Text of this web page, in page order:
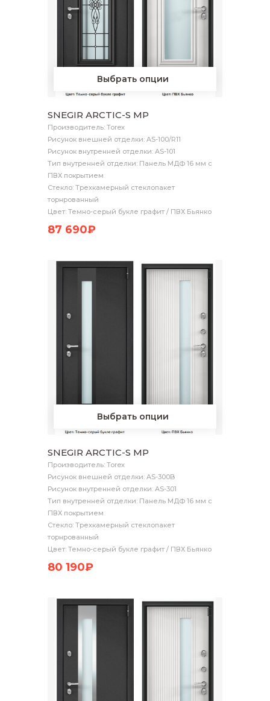
Выбрать опции
SNEGIR ARCTIC-S MP
Производитель: Torex
Рисунок внешней отделки: AS-100/R11
Рисунок внутренней отделки: AS-101
Тип внутренней отделки: Панель МДФ 16 мм с
ПВХ покрытием
Стекло: Трехкамерный стеклопакет
торнрованный
Цвет: Темно-серый букле графит / ПВХ Бьянко
87 690₽
Выбрать опции
SNEGIR ARCTIC-S MP
Производитель: Torex
Рисунок внешней отделки: AS-300B
Рисунок внутренней отделки: AS-301
Тип внутренней отделки: Панель МДФ 16 мм с
ПВХ покрытием
Стекло: Трехкамерный стеклопакет
торнрованный
Цвет: Темно-серый букле графит / ПВХ Бьянко
80 190₽